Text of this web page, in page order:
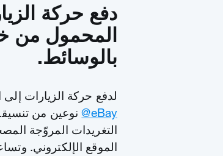
دفع حركة
المحمول من
بالوسائط.
لدفع حركة الزيارات
‎@eBayنوعين من
التغريدات المروّجة
الموقع الإلكتروني.